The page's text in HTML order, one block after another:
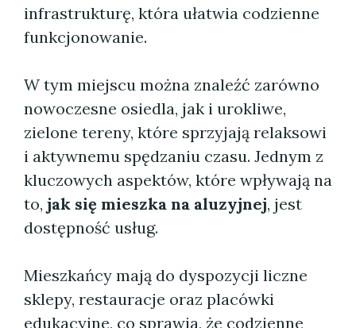
infrastrukturę, która ułatwia codzienne
funkcjonowanie.
W tym miejscu można znaleźć zarówno
nowoczesne osiedla, jak i urokliwe,
zielone tereny, które sprzyjają relaksowi
i aktywnemu spędzaniu czasu. Jednym z
kluczowych aspektów, które wpływają na
to, jak się mieszka na aluzyjnej, jest
dostępność usług.
Mieszkańcy mają do dyspozycji liczne
sklepy, restauracje oraz placówki
edukacyjne, co sprawia, że codzienne